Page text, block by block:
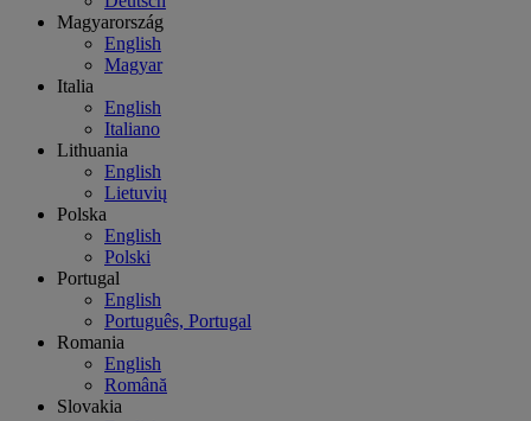
Magyarország
English
Magyar
Italia
English
Italiano
Lithuania
English
Lietuvių
Polska
English
Polski
Portugal
English
Português, Portugal
Romania
English
Română
Slovakia